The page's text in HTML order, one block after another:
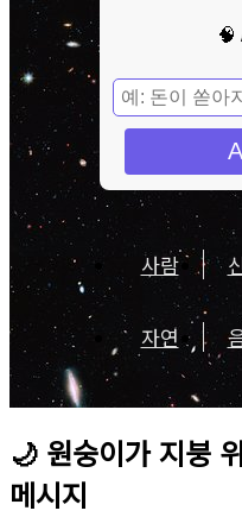
🧠
사람
자연
🌙 원숭이가 지붕
메시지